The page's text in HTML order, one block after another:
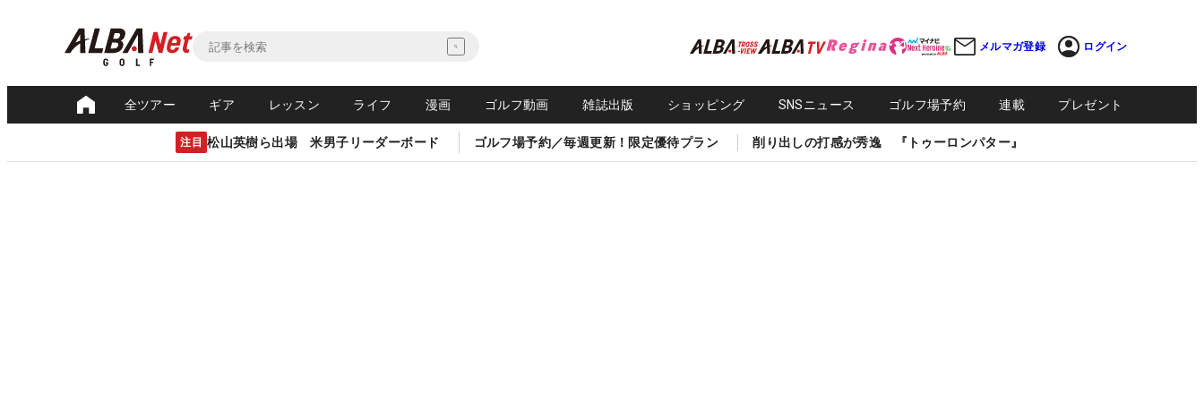
メルマガ登録 ログイン
全ツアー ギア レッスン ライフ 漫画 ゴルフ動画 雑誌出版 ショッピング SNSニュース ゴルフ場予約 連載 プレゼント
注目 松山英樹ら出場 米男子リーダーボード ゴルフ場予約／毎週更新！限定優待プラン 削り出しの打感が秀逸 『トゥーロンパター』